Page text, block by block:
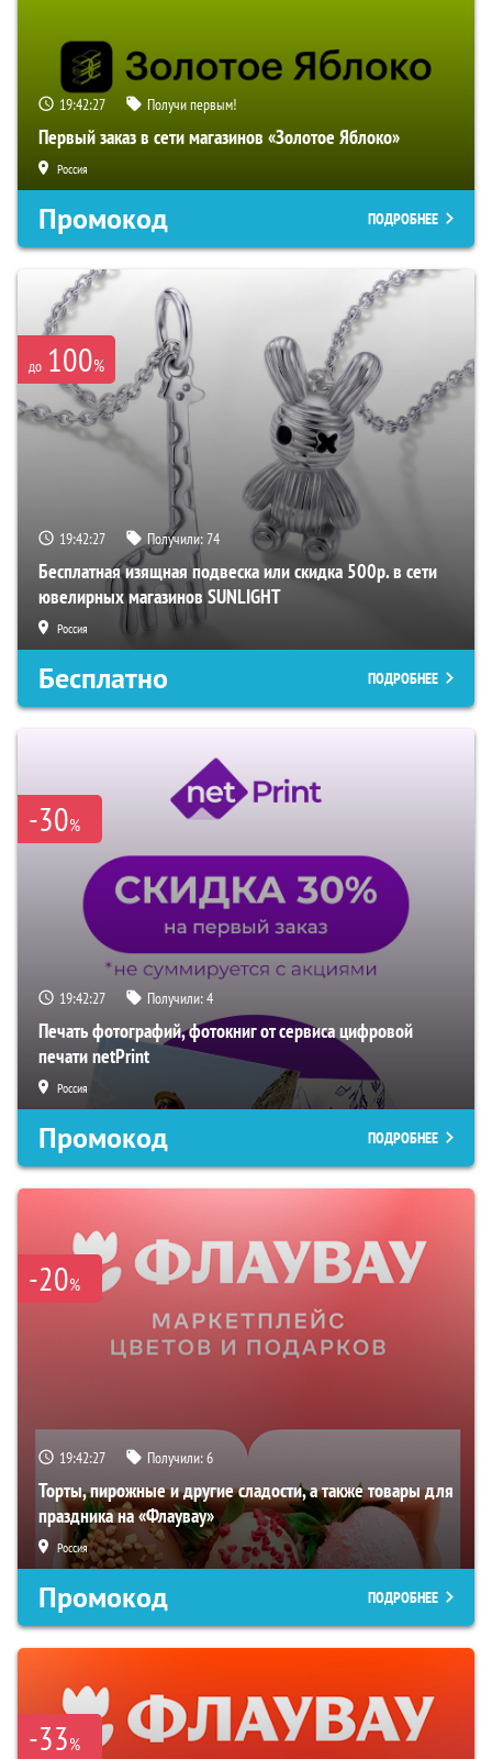
19:42:26 Получи первым!
Первый заказ в сети магазинов «Золотое Яблоко»
Россия
Промокод ПОДРОБНЕЕ
до 100%
19:42:26 Получили:74
Бесплатная изящная подвеска или скидка 500р. в сети
ювелирных магазинов SUNLIGHT
Россия
Бесплатно ПОДРОБНЕЕ
-30%
19:42:26 Получили:4
Печать фотографий, фотокниг от сервиса цифровой
печати netPrint
Россия
Промокод ПОДРОБНЕЕ
-20%
19:42:26 Получили:6
Торты, пирожные и другие сладости, а также товары для
праздника на «Флаувау»
Россия
Промокод ПОДРОБНЕЕ
-33%